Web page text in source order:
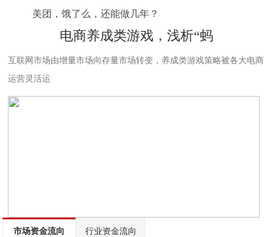
美团，饿了么，还能做几年？
电商养成类游戏，浅析“蚂
互联网市场由增量市场向存量市场转变，养成类游戏策略被各大电商
运营灵活运
市场资金流向 行业资金流向